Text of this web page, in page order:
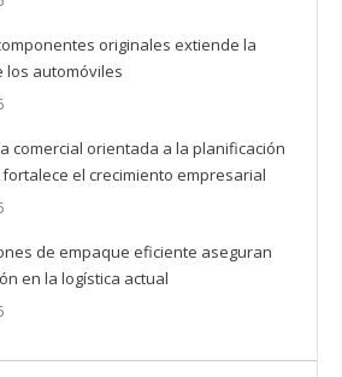
originales extiende la
los automóviles
comercial orientada a la planificación
el crecimiento empresarial
de empaque eficiente aseguran
en la logística actual